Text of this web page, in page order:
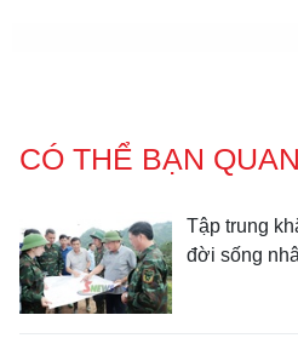
CÓ THỂ BẠN
Tập trung
đời sống